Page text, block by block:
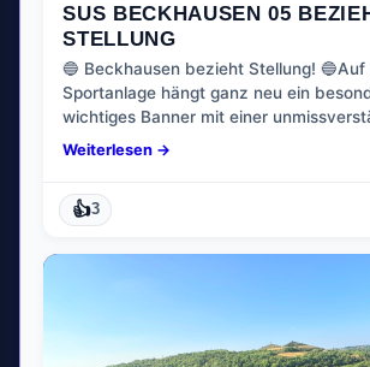
SUS BECKHAUSEN 05
STELLUNG
​🔵 Beckhausen bezieht Stellung! 🔵​Auf
Sportanlage hängt ganz neu ein
wichtiges Banner mit einer
Weiterlesen →
👍3